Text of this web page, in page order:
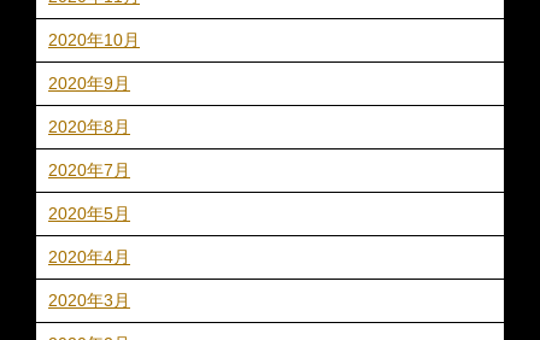
2020年10月
2020年9月
2020年8月
2020年7月
2020年5月
2020年4月
2020年3月